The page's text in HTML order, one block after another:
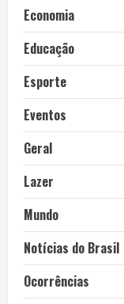
Economia
Educação
Esporte
Eventos
Geral
Lazer
Mundo
Notícias do Brasil
Ocorrências